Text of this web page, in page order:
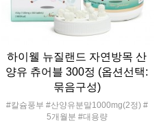
하이웰 뉴질랜드 자연방목 산
양유 츄어블 300정 (옵션선택:
묶음구성)
#칼슘풍부 #산양유분말1000mg(2정) #
5개월분 #대용량